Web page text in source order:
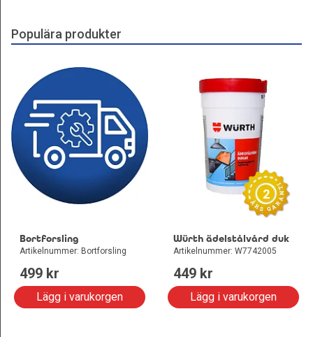
Populära produkter
Bortforsling
Artikelnummer: Bortforsling
499 kr
Lägg i varukorgen
2
Würth ädelstålvård duk
Artikelnummer: W7742005
449 kr
Lägg i varukorgen